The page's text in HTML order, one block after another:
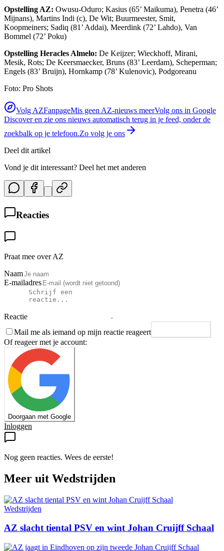
Opstelling AZ: Owusu-Oduro; Kasius (65’ Maikuma), Penetra (46’
Mijnans), Martins Indi (c), De Wit; Buurmeester, Smit,
Koopmeiners; Sadiq (81’ Addai), Meerdink (72’ Lahdo), Van
Bommel (72’ Poku)
Opstelling Heracles Almelo: De Keijzer; Wieckhoff, Mirani,
Mesik, Rots; De Keersmaecker, Bruns (83’ Leerdam), Scheperman;
Engels (83’ Bruijn), Hornkamp (78’ Kulenovic), Podgoreanu
Foto: Pro Shots
Volg AZFanpageMis geen AZ-nieuws meerVolg ons in Google
Discover en zie ons nieuws automatisch terug in je feed, onder de
zoekbalk op je telefoon.Zo volg je ons
Deel dit artikel
Vond je dit interessant? Deel het met anderen
Reacties
Praat mee over AZ
Naam
E-mailadres
Reactie
Mail me als iemand op mijn reactie reageert
Of reageer met je account:
Doorgaan met Google
Inloggen
Nog geen reacties. Wees de eerste!
Meer uit Wedstrijden
Wedstrijden
AZ slacht tiental PSV en wint Johan Cruijff Schaal